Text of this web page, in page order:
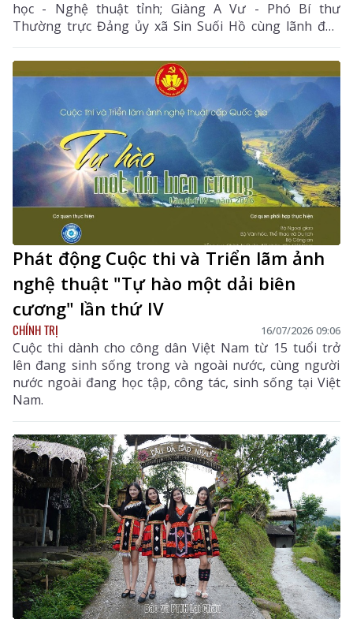
học - Nghệ thuật tỉnh; Giàng A Vư - Phó Bí thư
Thường trực Đảng ủy xã Sin Suối Hồ cùng lãnh đạo
địa phương và các họa sĩ, trại viên.
Phát động Cuộc thi và Triển lãm ảnh
nghệ thuật "Tự hào một dải biên
cương" lần thứ IV
CHÍNH TRỊ 16/07/2026 09:06
Cuộc thi dành cho công dân Việt Nam từ 15 tuổi trở
lên đang sinh sống trong và ngoài nước, cùng người
nước ngoài đang học tập, công tác, sinh sống tại Việt
Nam.